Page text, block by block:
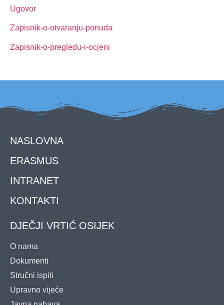
Ugovor
Zapisnik-o-otvaranju-ponuda
Zapisnik-o-pregledu-i-ocjeni
NASLOVNA
ERASMUS
INTRANET
KONTAKTI
DJEČJI VRTIĆ OSIJEK
O nama
Dokumenti
Stručni ispiti
Upravno vijeće